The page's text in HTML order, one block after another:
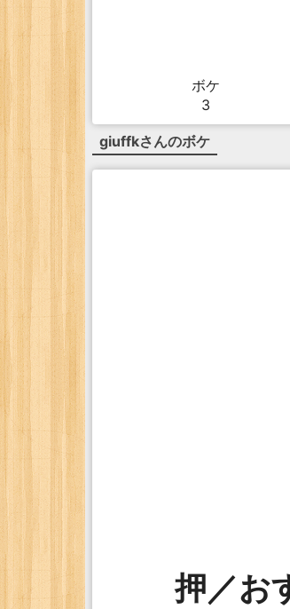
ボケ
3
giuffkさんのボケ
押／お